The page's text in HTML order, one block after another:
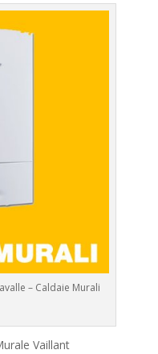
– Caldaie Murali
Vaillant